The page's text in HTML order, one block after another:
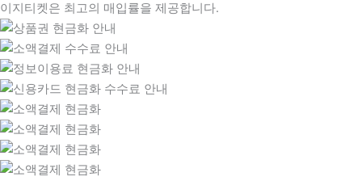
이지티켓은 최고의 매입률을 제공합니다.